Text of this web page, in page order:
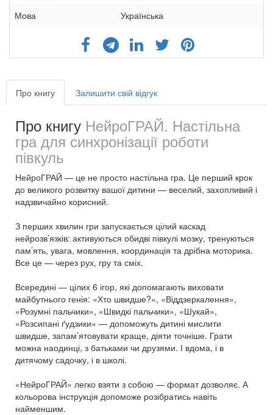
Мова
Українська
Про книгу Залишити свій відгук
Про книгу НейроГРАЙ. Настільна
гра для синхронізації роботи
півкуль
НейроГРАЙ — це не просто настільна гра. Це перший крок
до великого розвитку вашої дитини — веселий, захопливий і
надзвичайно корисний.
З перших хвилин гри запускається цілий каскад
нейрозв’язків: активуються обидві півкулі мозку, тренуються
пам’ять, увага, мовлення, координація та дрібна моторика.
Все це — через рух, гру та сміх.
Всередині — цілих 6 ігор, які допомагають виховати
майбутнього генія: «Хто швидше?», «Віддзеркалення»,
«Розумні пальчики», «Швидкі пальчики», «Шукай»,
«Розсипані ґудзики» — допоможуть дитині мислити
швидше, запам’ятовувати краще, діяти точніше. Грати
можна наодинці, з батьками чи друзями. І вдома, і в
дитячому садочку, і в школі.
«НейроГРАЙ» легко взяти з собою — формат дозволяє. А
кольорова інструкція допоможе розібратись навіть
найменшим.